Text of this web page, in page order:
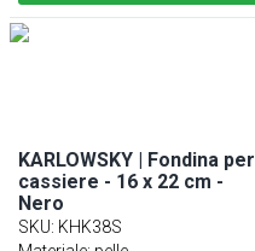
KARLOWSKY | Fondina per
cassiere - 16 x 22 cm -
Nero
SKU: KHK38S